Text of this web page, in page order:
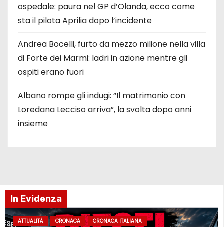
ospedale: paura nel GP d’Olanda, ecco come
sta il pilota Aprilia dopo l’incidente
Andrea Bocelli, furto da mezzo milione nella villa
di Forte dei Marmi: ladri in azione mentre gli
ospiti erano fuori
Albano rompe gli indugi: “Il matrimonio con
Loredana Lecciso arriva”, la svolta dopo anni
insieme
In Evidenza
ATTUALITÀ CRONACA CRONACA ITALIANA